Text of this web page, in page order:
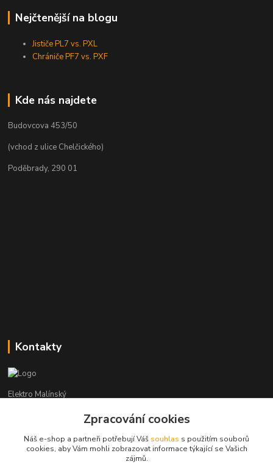
Nejčtenější na blogu
Jističe PL7 vs. PXL
Chrániče PF7 vs. PXF
Kde nás najdete
Budovcova 453/50
(vchod z ulice Chelčického)
Poděbrady, 290 01
Kontakty
Elektro Malínský
+420 608 255 160
(Po-Čt - 8:30-16:00, Pá - 8:30-14:00)
Zpracování cookies
Náš e-shop a partneři potřebují Váš souhlas s použitím souborů
cookies, aby Vám mohli zobrazovat informace týkající se Vašich
zájmů.